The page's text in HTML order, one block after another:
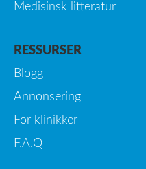
Medisinsk litteratur
RESSURSER
Blogg
Annonsering
For klinikker
F.A.Q